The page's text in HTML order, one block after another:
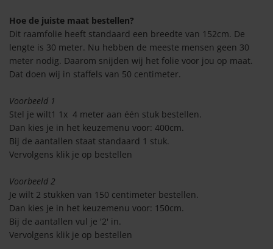
wit
zwart
grijs
blauw
tools
Hoe de juiste maat bestellen?
Dit raamfolie heeft standaard een breedte van 152cm. De
lengte is 30 meter. Nu hebben de meeste mensen geen 30
meter nodig. Daarom snijden wij het folie voor jou op maat.
Dat doen wij in staffels van 50 centimeter.
Voorbeeld 1
Stel je wilt1 1x 4 meter aan één stuk bestellen.
Dan kies je in het keuzemenu voor: 400cm.
Bij de aantallen staat standaard 1 stuk.
Vervolgens klik je op bestellen
Voorbeeld 2
Je wilt 2 stukken van 150 centimeter bestellen.
Dan kies je in het keuzemenu voor: 150cm.
Bij de aantallen vul je '2' in.
Vervolgens klik je op bestellen